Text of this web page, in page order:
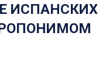
ИСПАНСКИХ